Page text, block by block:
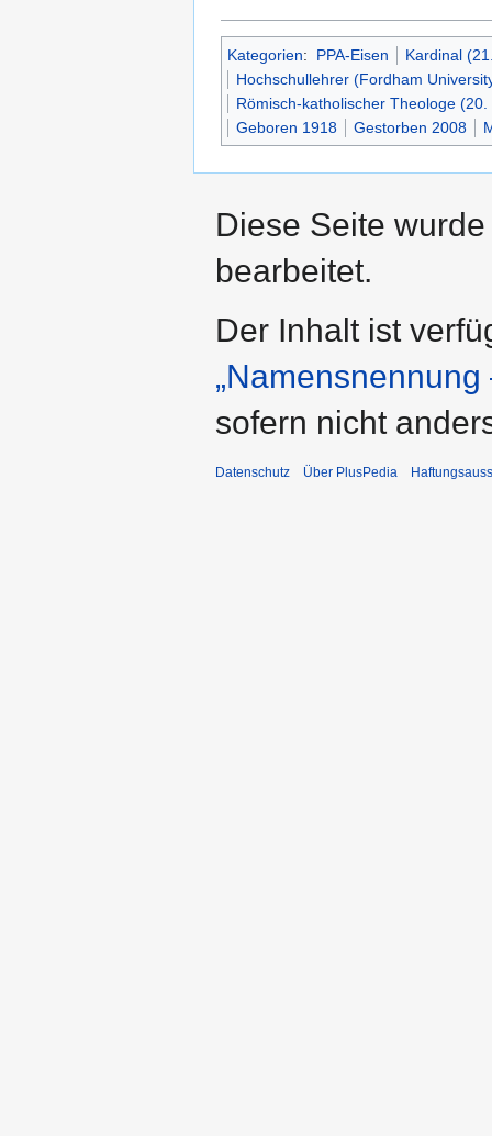
Kategorien: PPA-Eisen
Kardinal
Hochschullehrer (Fordham
Römisch-katholischer Theologe
Geboren 1918
Gestorben 2008
Diese Seite
bearbeitet.
Der Inhalt ist
sofern nicht
Datenschutz Über PlusPedia